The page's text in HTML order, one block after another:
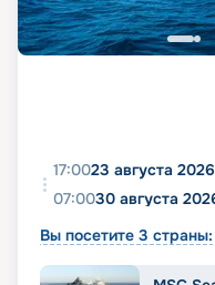
17:0023 августа 2026
07:0030 августа
Вы посетите 3 страны: